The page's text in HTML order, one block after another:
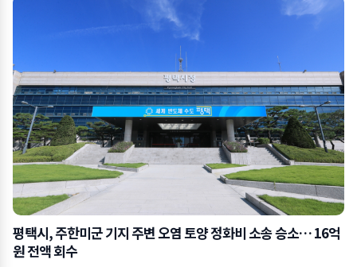
평택시, 주한미군 기지 주변 오염 토양 정화비 소송 승소… 16억
원 전액 회수